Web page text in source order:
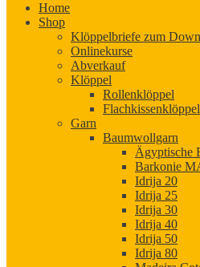
Home
Shop
Klöppelbriefe zum
Onlinekurse
Abverkauf
Klöppel
Rollenklöppel
Flachkissenklöppel
Garn
Baumwollgarn
Ägyptische
Barkonie
Idrija 20
Idrija 25
Idrija 30
Idrija 40
Idrija 50
Idrija 80